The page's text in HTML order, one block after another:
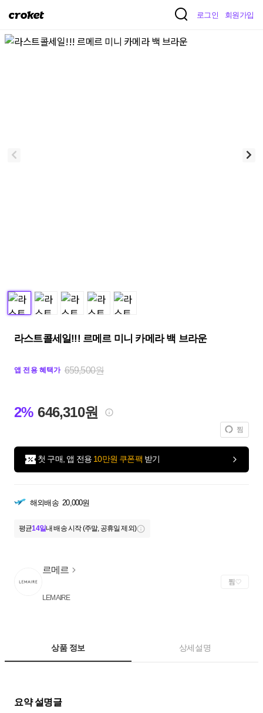
크
켓
로그인 회원가입
라스트콜세일!!! 르메르 미니 카메라 백 브라운
앱 전용 혜택가 659,500원
2% 646,310원
찜
첫 구매, 앱 전용 10만원 쿠폰팩 받기
해외배송 20,000원
평균14일내 배송 시작 (주말, 공휴일 제외)
르메르
LEMAIRE
찜
상품 정보 상세설명
요약 설명글